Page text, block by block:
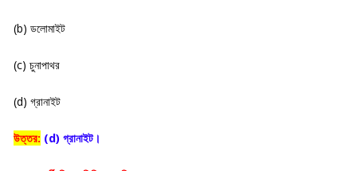
(b) ডলোমাইট
(c) চুনাপাথর
(d) গ্রানাইট
উত্তর: (d) গ্রানাইট।